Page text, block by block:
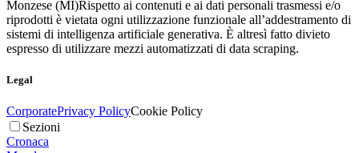
Monzese (MI)Rispetto ai contenuti e ai dati personali trasmessi e/o
riprodotti è vietata ogni utilizzazione funzionale all’addestramento di
sistemi di intelligenza artificiale generativa. È altresì fatto divieto
espresso di utilizzare mezzi automatizzati di data scraping.
Legal
CorporatePrivacy PolicyCookie Policy
Sezioni
Cronaca